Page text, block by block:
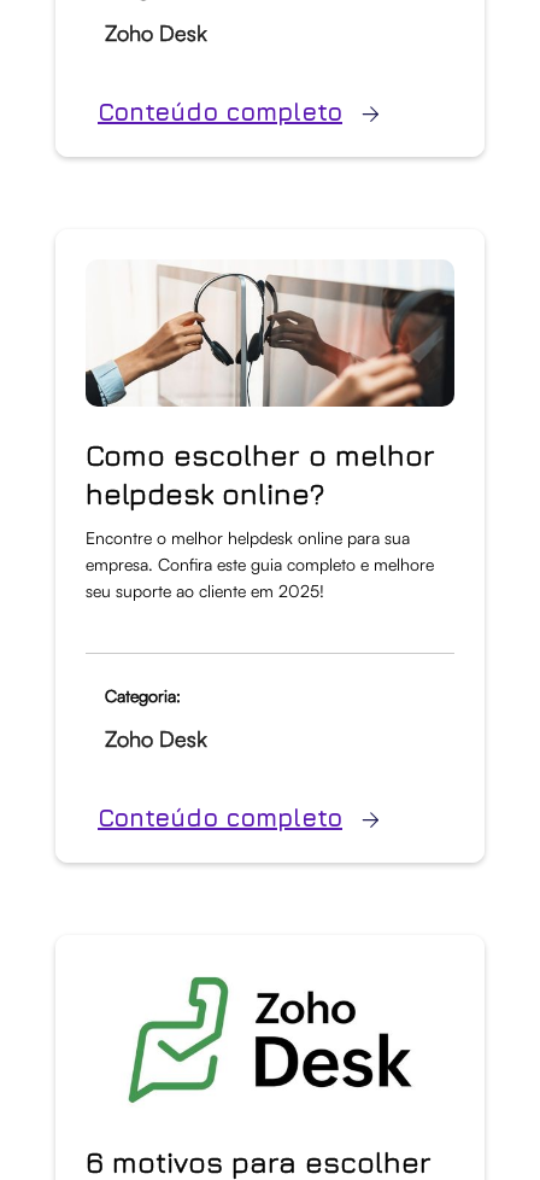
Zoho Desk
Conteúdo completo
Como escolher o melhor
helpdesk online?
Encontre o melhor helpdesk online para sua
empresa. Confira este guia completo e melhore
seu suporte ao cliente em 2025!
Categoria:
Zoho Desk
Conteúdo completo
6 motivos para escolher